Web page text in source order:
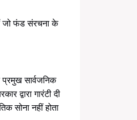
हैं जो फंड संरचना के
प्रमुख सार्वजनिक
द्वारा गारंटी दी
सोना नहीं होता